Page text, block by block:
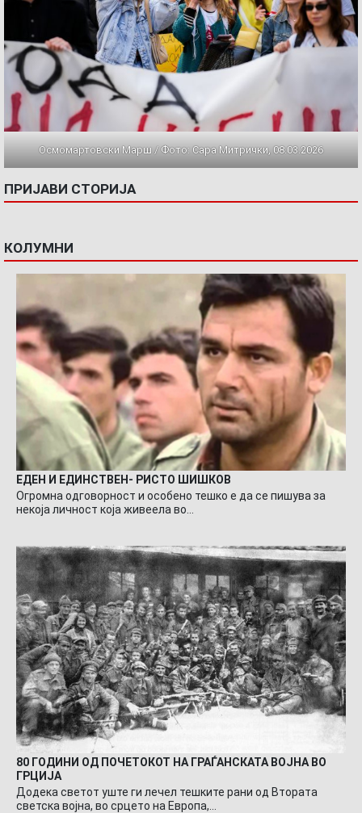
Осмомартовски Марш / Фото: Сара Митрички, 08.03.2026
ПРИЈАВИ СТОРИЈА
КОЛУМНИ
ЕДЕН И ЕДИНСТВЕН- РИСТО ШИШКОВ
Огромна одговорност и особено тешко е да се пишува за
некоја личност која живеела во…
80 ГОДИНИ ОД ПОЧЕТОКОТ НА ГРАЃАНСКАТА ВОЈНА ВО
ГРЦИЈА
Додека светот уште ги лечел тешките рани од Втората
светска војна, во срцето на Европа,…